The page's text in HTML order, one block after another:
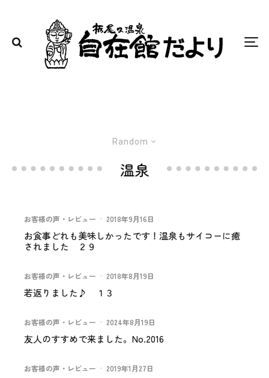
Random
温泉
お客様の声・レビュー · 2018年9月16日
お食事どれも美味しかったです！温泉もサイコーに癒
されました ２９
お客様の声・レビュー · 2018年8月19日
若返りました♪ １３
お客様の声・レビュー · 2024年8月19日
友人のすすめで来ました。No.2016
お客様の声・レビュー · 2019年1月27日